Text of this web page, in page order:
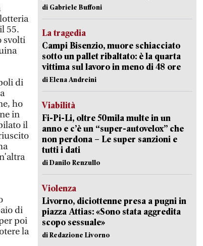
55.
svolti
di
ho
in
il
di
poi
la
di Gabriele Buffoni
La tragedia
Campi Bisenzio, muore schiacciato
sotto un pallet ribaltato: è la quarta
vittima sul lavoro in meno di 48 ore
di Elena Andreini
Viabilità
Fi-Pi-Li, oltre 50mila multe in un
anno e c’è un “super-autovelox” che
non perdona – Le super sanzioni e
tutti i dati
di Danilo Renzullo
Violenza
Livorno, diciottenne presa a pugni in
piazza Attias: «Sono stata aggredita
scopo sessuale»
di Redazione Livorno